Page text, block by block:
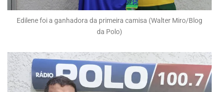
Edilene foi a ganhadora da primeira camisa (Walter Miro/Blog
da Polo)